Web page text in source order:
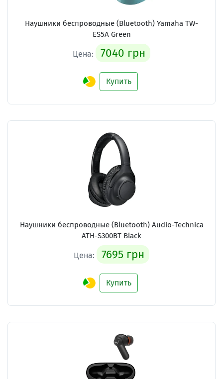
Наушники беспроводные (Bluetooth) Yamaha TW-
ES5A Green
Цена: 7040 грн
Купить
Наушники беспроводные (Bluetooth) Audio-Technica
ATH-S300BT Black
Цена: 7695 грн
Купить